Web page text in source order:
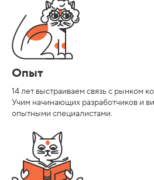
Опыт
14 лет выстраиваем связь с рынком
Учим начинающих разработчиков и
опытными специалистами.